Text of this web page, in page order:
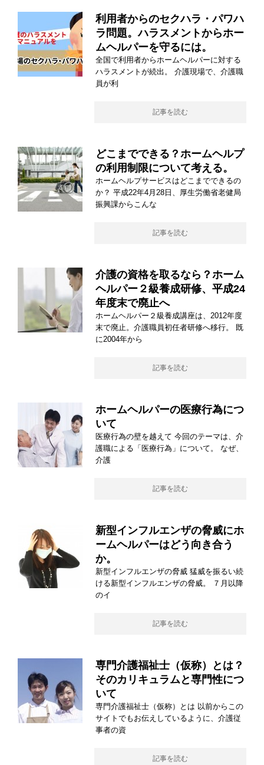
利用者からのセクハラ・パワハ
ラ問題。ハラスメントからホー
ムヘルパーを守るには。
全国で利用者からホームヘルパーに対する
ハラスメントが続出。 介護現場で、介護職
員が利
記事を読む
どこまでできる？ホームヘルプ
の利用制限について考える。
ホームヘルプサービスはどこまでできるの
か？ 平成22年4月28日、厚生労働省老健局
振興課からこんな
記事を読む
介護の資格を取るなら？ホーム
ヘルパー２級養成研修、平成24
年度末で廃止へ
ホームヘルパー２級養成講座は、2012年度
末で廃止。介護職員初任者研修へ移行。 既
に2004年から
記事を読む
ホームヘルパーの医療行為につ
いて
医療行為の壁を越えて 今回のテーマは、介
護職による「医療行為」について。 なぜ、
介護
記事を読む
新型インフルエンザの脅威にホ
ームヘルパーはどう向き合う
か。
新型インフルエンザの脅威 猛威を振るい続
ける新型インフルエンザの脅威。 ７月以降
のイ
記事を読む
専門介護福祉士（仮称）とは？
そのカリキュラムと専門性につ
いて
専門介護福祉士（仮称）とは 以前からこの
サイトでもお伝えしているように、介護従
事者の資
記事を読む